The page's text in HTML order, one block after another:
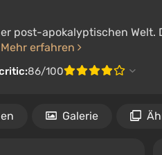
post-apokalyptischen Welt.
Mehr erfahren
86/100
Galerie